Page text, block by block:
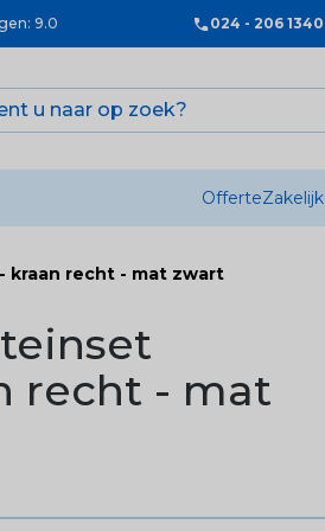
9.0 024 - 206 1340
OfferteZakelijk
kraan recht - mat zwart
recht - mat